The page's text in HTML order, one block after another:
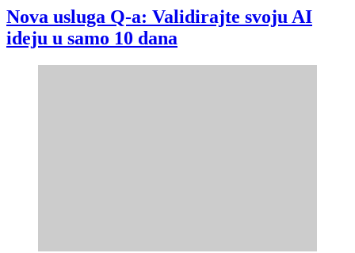
Nova usluga Q-a: Validirajte svoju AI
ideju u samo 10 dana